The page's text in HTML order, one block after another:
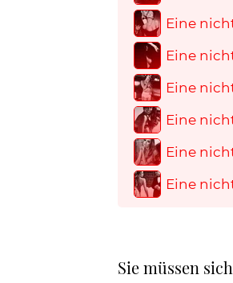
Eine
Eine
Eine
Eine
Eine
Eine
Sie müssen